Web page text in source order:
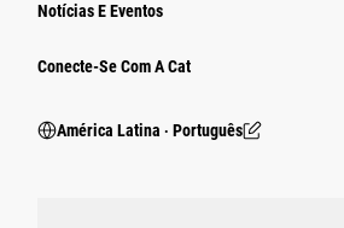
Notícias E Eventos
Conecte-Se Com A Cat
América Latina ‧ Português